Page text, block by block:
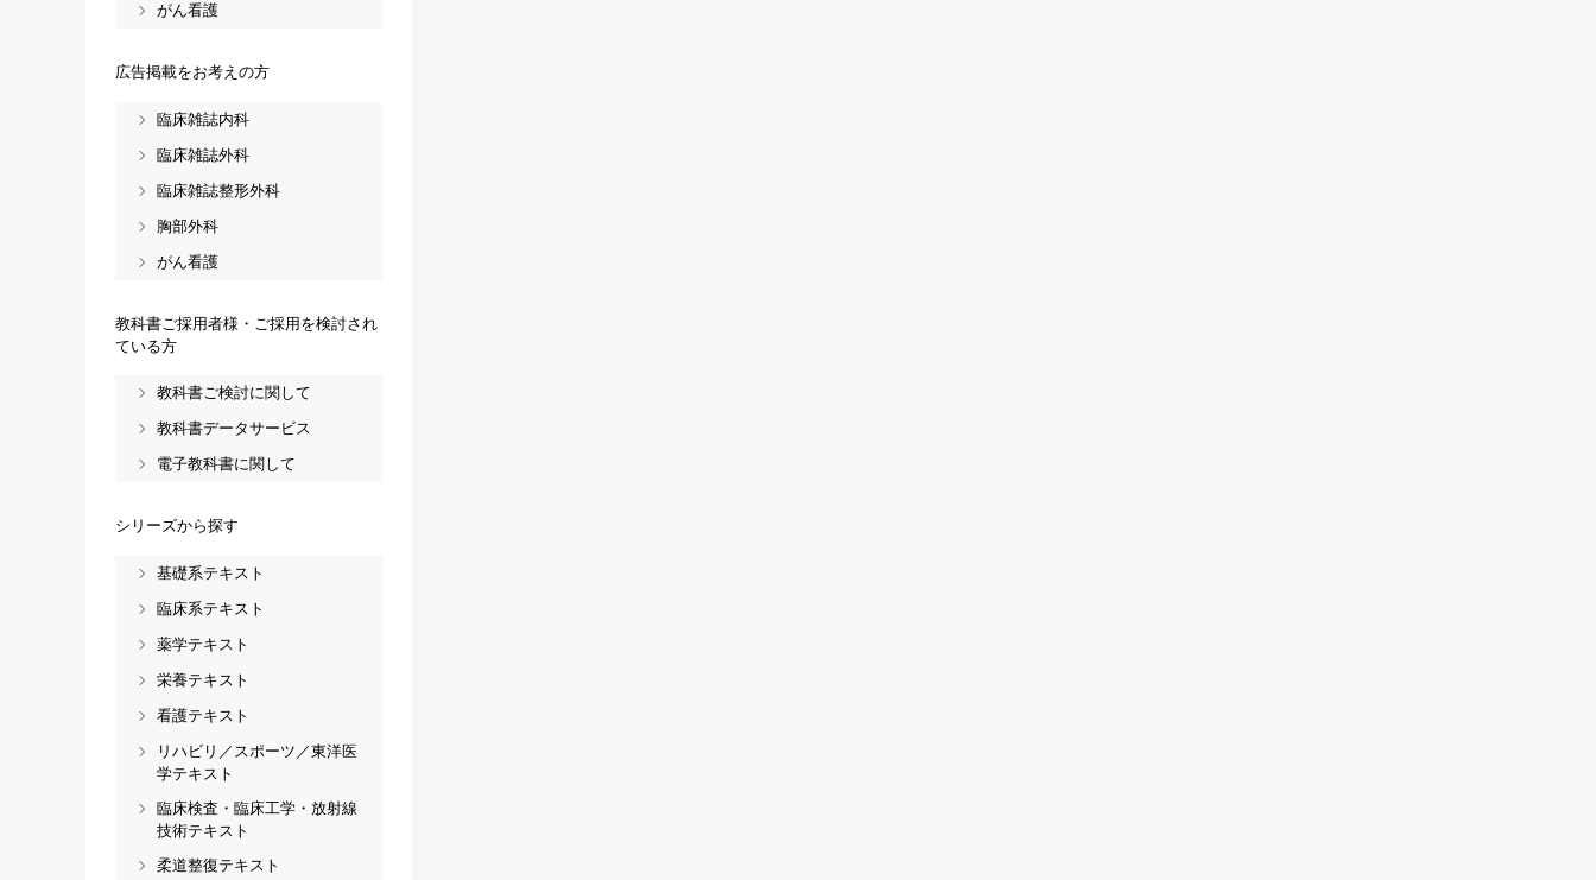
がん看護
広告掲載をお考えの方
臨床雑誌内科
臨床雑誌外科
臨床雑誌整形外科
胸部外科
がん看護
教科書ご採用者様・ご採用を検討され
ている方
教科書ご検討に関して
教科書データサービス
電子教科書に関して
シリーズから探す
基礎系テキスト
臨床系テキスト
薬学テキスト
栄養テキスト
看護テキスト
リハビリ／スポーツ／東洋医
学テキスト
臨床検査・臨床工学・放射線
技術テキスト
柔道整復テキスト